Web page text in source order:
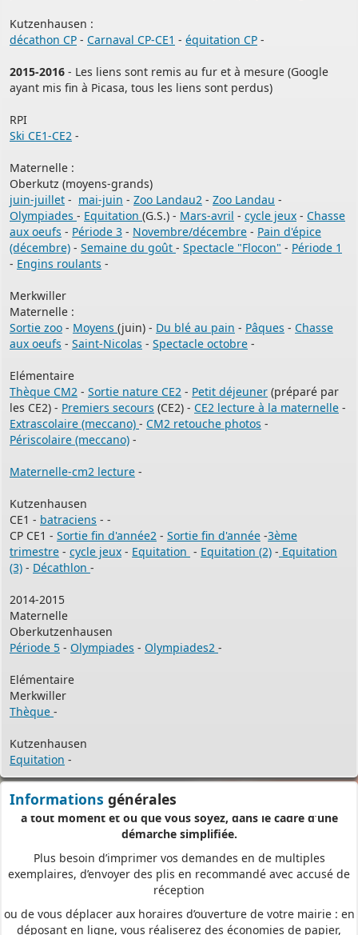
Kutzenhausen :
décathon CP - Carnaval CP-CE1 - équitation CP -
2015-2016 - Les liens sont remis au fur et à mesure (Google
ayant mis fin à Picasa, tous les liens sont perdus)
RPI
Ski CE1-CE2 -
Maternelle :
Oberkutz (moyens-grands)
juin-juillet - mai-juin - Zoo Landau2 - Zoo Landau -
Olympiades - Equitation (G.S.) - Mars-avril - cycle jeux - Chasse
aux oeufs - Période 3 - Novembre/décembre - Pain d'épice
(décembre) - Semaine du goût - Spectacle "Flocon" - Période 1
- Engins roulants -
Merkwiller
Maternelle :
Sortie zoo - Moyens (juin) - Du blé au pain - Pâques - Chasse
aux oeufs - Saint-Nicolas - Spectacle octobre -
Elémentaire
Thèque CM2 - Sortie nature CE2 - Petit déjeuner (préparé par
les CE2) - Premiers secours (CE2) - CE2 lecture à la maternelle -
Extrascolaire (meccano) - CM2 retouche photos -
Périscolaire (meccano) -
Maternelle-cm2 lecture -
Kutzenhausen
CE1 - batraciens - -
CP CE1 - Sortie fin d'année2 - Sortie fin d'année -3ème
trimestre - cycle jeux - Equitation - Equitation (2) - Equitation
(3) - Décathlon -
2014-2015
Maternelle
Oberkutzenhausen
Période 5 - Olympiades - Olympiades2 -
Elémentaire
Merkwiller
Thèque -
Kutzenhausen
Equitation -
Informations générales
PERMIS DE CONSTRUIRE- DECLARATION PREALABLE
dorénavant en ligne
voie électronique (SVE)
(Permis de construire, d’aménager et de démolir, déclaration
préalable et certificat d’urbanisme) avec les mêmes garanties de
et de prise en compte de votre dossier qu’un dépôt par papier.
Nous vous proposons un téléservice, destiné aux particuliers
poursaisir et déposer toutes les pièces de votre dossier
directement en ligne,
à tout moment et où que vous soyez, dans le cadre d’une
démarche simplifiée.
Plus besoin d’imprimer vos demandes en de multiples
exemplaires, d’envoyer des plis en recommandé avec accusé de
réception
ou de vous déplacer aux horaires d’ouverture de votre mairie : en
déposant en ligne, vous réaliserez des économies de papier,